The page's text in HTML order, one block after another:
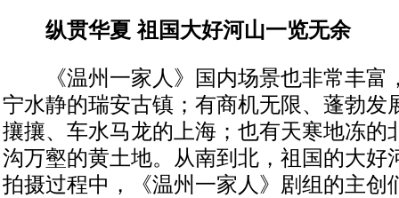
纵贯华夏 祖国大好河山一览无余
《温州一家人》国内场景也非常丰富
宁水静的瑞安古镇；有商机无限、蓬勃发
攘攘、车水马龙的上海；也有天寒地冻的
沟万壑的黄土地。从南到北，祖国的大好
拍摄过程中，《温州一家人》剧组的主创